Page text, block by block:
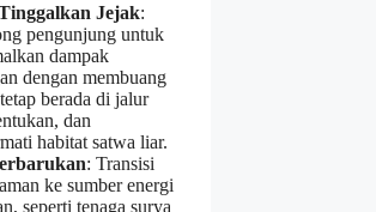
Jejak:
pengunjung untuk
dampak
dengan membuang
berada di jalur
dan
habitat satwa liar.
: Transisi
ke sumber energi
seperti tenaga surya